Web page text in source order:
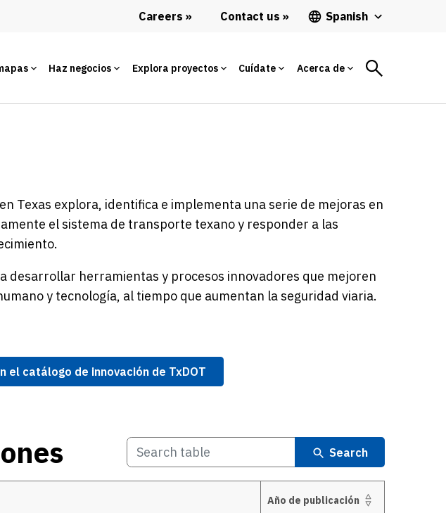
Careers Contact us Spanish
Haz negocios Explora proyectos Cuídate Acerca de
Texas explora, identifica e implementa una serie de mejoras en
el sistema de transporte texano y responder a las
desarrollar herramientas y procesos innovadores que mejoren
y tecnología, al tiempo que aumentan la seguridad viaria.
el catálogo de innovación de TxDOT
Search
Año de publicación